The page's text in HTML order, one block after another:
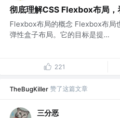
彻底理解CSS Flexbox布局，
Flexbox布局的概念 Flexbox布局
弹性盒子布局。它的目标是提...
221
TheBugKiller 赞了这篇文章
三分恶